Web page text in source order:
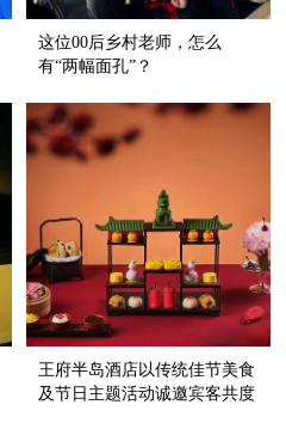
这位00后乡村老师，怎么
有“两幅面孔”？
王府半岛酒店以传统佳节美食
及节日主题活动诚邀宾客共度